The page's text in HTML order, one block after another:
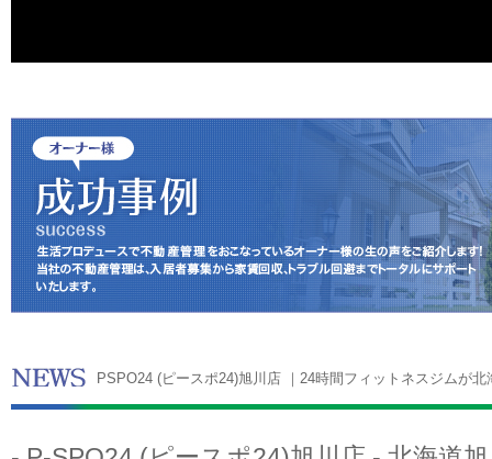
PSPO24 (ピースポ24)旭川店 ｜24時間フィットネスジムが北